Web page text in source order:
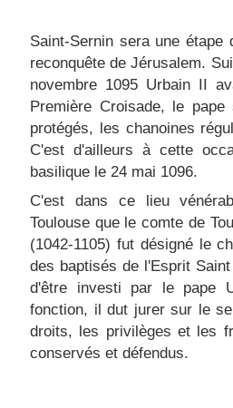
Saint-Sernin sera une
reconquête de Jérusalem.
novembre 1095 Urbain II
Première Croisade, le
protégés, les chanoines
C'est d'ailleurs à cette
basilique le 24 mai 1096.
C'est dans ce lieu
Toulouse que le comte de
(1042-1105) fut désigné le
des baptisés de l'Esprit
d'être investi par le pape
fonction, il dut jurer sur le
droits, les privilèges et les
conservés et défendus.